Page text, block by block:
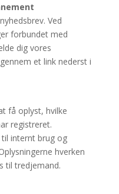
Ved
forbundet med
dig vores
et link nederst i
få oplyst, hvilke
registreret.
til internt brug og
hverken
til tredjemand.